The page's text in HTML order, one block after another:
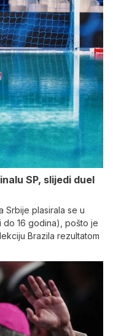
SP, slijedi duel
Srbije plasirala se u
16 godina), pošto je
Brazila rezultatom